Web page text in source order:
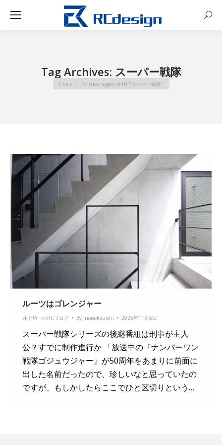
Tag Archives: スーパー戦隊
You are here:
Home Entries tagged with "スーパー戦隊"
ルーツはゴレンジャー
井上功一のRCブログ By inouekouichi 2025年11月5日
スーパー戦隊シリーズの後継番組は刑事が主人
公？すでに制作進行か 「放送中の『ナンバーワン
戦隊ゴジュウジャー』が50周年をあまりに前面に
出した名前だったので、珍しいなと思っていたの
ですが、もしかしたらここでひと区切りという…